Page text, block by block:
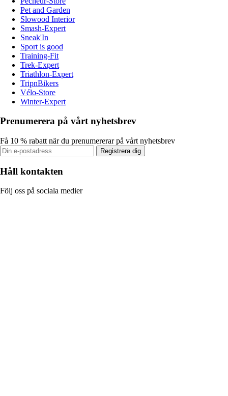
Pet and Garden
Slowood Interior
Smash-Expert
Sneak'In
Sport is good
Training-Fit
Trek-Expert
Triathlon-Expert
TripnBikers
Vélo-Store
Winter-Expert
Prenumerera på vårt nyhetsbrev
Få 10 % rabatt när du prenumererar på vårt nyhetsbrev
Registrera dig
Håll kontakten
Följ oss på sociala medier